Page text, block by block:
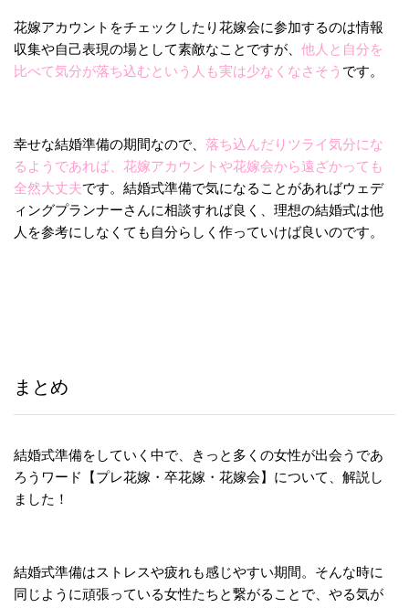
花嫁アカウントをチェックしたり花嫁会に参加するのは情報
収集や自己表現の場として素敵なことですが、 他人と自分を
比べて気分が落ち込むという人も実は少なくなさそう です。
幸せな結婚準備の期間なので、 落ち込んだりツライ気分にな
るようであれば、花嫁アカウントや花嫁会から遠ざかっても
全然大丈夫です。結婚式準備で気になることがあればウェデ
ィングプランナーさんに相談すれば良く、理想の結婚式は他
人を参考にしなくても自分らしく作っていけば良いのです。
まとめ
結婚式準備をしていく中で、きっと多くの女性が出会うであ
ろうワード【プレ花嫁・卒花嫁・花嫁会】について、解説し
ました！
結婚式準備はストレスや疲れも感じやすい期間。そんな時に
同じように頑張っている女性たちと繋がることで、やる気が